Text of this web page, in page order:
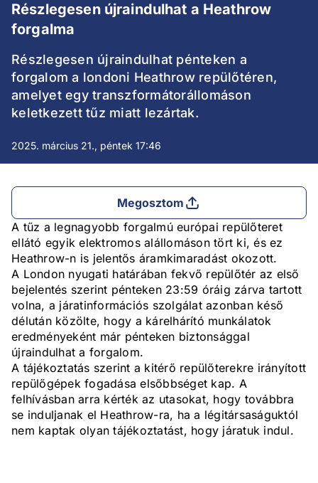
Részlegesen újraindulhat a Heathrow
forgalma
Részlegesen újraindulhat pénteken a
forgalom a londoni Heathrow repülőtéren,
amelyet egy transzformátorállomáson
keletkezett tűz miatt lezártak.
2025. március 21., péntek 17:46
Megosztom
A tűz a legnagyobb forgalmú európai repülőteret
ellátó egyik elektromos alállomáson tört ki, és ez
Heathrow-n is jelentős áramkimaradást okozott.
A London nyugati határában fekvő repülőtér az első
bejelentés szerint pénteken 23:59 óráig zárva tartott
volna, a járatinformációs szolgálat azonban késő
délután közölte, hogy a kárelhárító munkálatok
eredményeként már pénteken biztonsággal
újraindulhat a forgalom.
A tájékoztatás szerint a kitérő repülőterekre irányított
repülőgépek fogadása elsőbbséget kap. A
felhívásban arra kérték az utasokat, hogy továbbra
se induljanak el Heathrow-ra, ha a légitársaságuktól
nem kaptak olyan tájékoztatást, hogy járatuk indul.